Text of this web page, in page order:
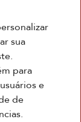
E que
em paz.
Teatro
|Política
Uso
sua
para
e
de